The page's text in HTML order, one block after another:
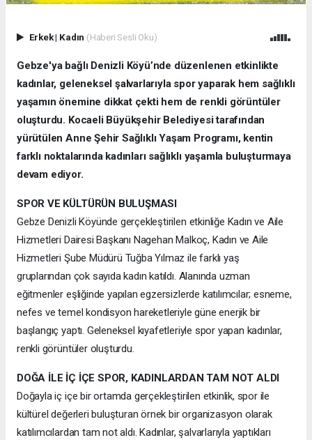
Erkek| Kadın (Haberi Sesli Oku)
Gebze'ya bağlı Denizli Köyü’nde düzenlenen etkinlikte
kadınlar, geleneksel şalvarlarıyla spor yaparak hem sağlıklı
yaşamın önemine dikkat çekti hem de renkli görüntüler
oluşturdu. Kocaeli Büyükşehir Belediyesi tarafından
yürütülen Anne Şehir Sağlıklı Yaşam Programı, kentin
farklı noktalarında kadınları sağlıklı yaşamla buluşturmaya
devam ediyor.
SPOR VE KÜLTÜRÜN BULUŞMASI
Gebze Denizli Köyünde gerçekleştirilen etkinliğe Kadın ve Aile
Hizmetleri Dairesi Başkanı Nagehan Malkoç, Kadın ve Aile
Hizmetleri Şube Müdürü Tuğba Yılmaz ile farklı yaş
gruplarından çok sayıda kadın katıldı. Alanında uzman
eğitmenler eşliğinde yapılan egzersizlerde katılımcılar; esneme,
nefes ve temel kondisyon hareketleriyle güne enerjik bir
başlangıç yaptı. Geleneksel kıyafetleriyle spor yapan kadınlar,
renkli görüntüler oluşturdu.
DOĞA İLE İÇ İÇE SPOR, KADINLARDAN TAM NOT ALDI
Doğayla iç içe bir ortamda gerçekleştirilen etkinlik, spor ile
kültürel değerleri buluşturan örnek bir organizasyon olarak
katılımcılardan tam not aldı. Kadınlar, şalvarlarıyla yaptıkları